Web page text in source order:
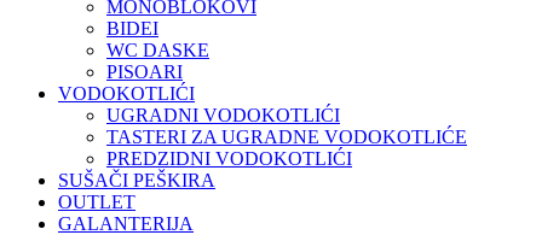
MONOBLOKOVI
BIDEI
WC DASKE
PISOARI
VODOKOTLIĆI
UGRADNI VODOKOTLIĆI
TASTERI ZA UGRADNE VODOKOTLIĆE
PREDZIDNI VODOKOTLIĆI
SUŠAČI PEŠKIRA
OUTLET
GALANTERIJA